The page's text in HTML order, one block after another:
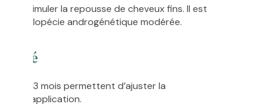
stimuler la repousse de cheveux fins. Il est
l’alopécie androgénétique modérée.
après 3 mois permettent d’ajuster la
d’application.